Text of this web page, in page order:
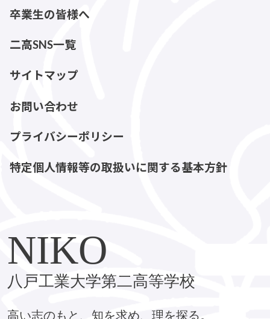
卒業生の皆様へ
二高SNS一覧
サイトマップ
お問い合わせ
プライバシーポリシー
特定個人情報等の取扱いに関する基本方針
NIKO
八戸工業大学第二高等学校
高い志のもと、知を求め、理を探る。